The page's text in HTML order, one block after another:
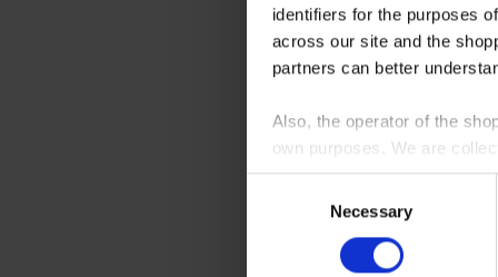
identifiers for the purposes
across our site and the
partners can better
Also, the operator of the
own purposes. We are
By clicking “Accept All”,
shopping cart site. For
Necessary